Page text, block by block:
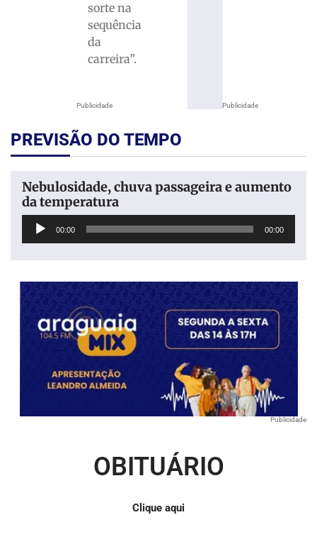
Publicidade
sorte na
sequência
da
carreira”.
Publicidade
PREVISÃO DO TEMPO
Nebulosidade, chuva passageira e aumento
da temperatura
Tocador
00:00 00:00
Publicidade
OBITUÁRIO
Clique aqui